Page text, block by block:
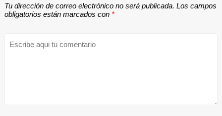
Tu dirección de correo electrónico no será publicada. Los campos
obligatorios están marcados con *